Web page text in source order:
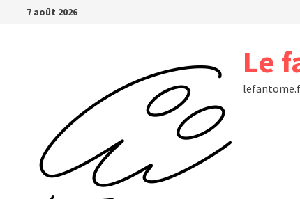
Passer7 août 2026
Le